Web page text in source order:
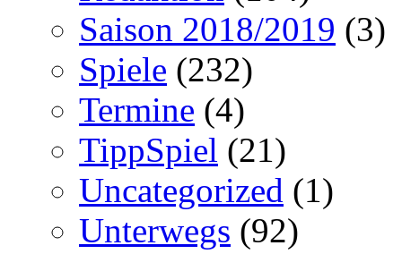
Saison 2018/2019 (3)
Spiele (232)
Termine (4)
TippSpiel (21)
Uncategorized (1)
Unterwegs (92)